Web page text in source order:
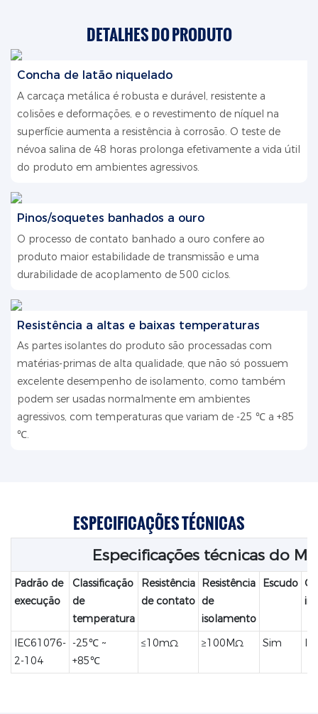
DETALHES DO PRODUTO
Concha de latão niquelado
A carcaça metálica é robusta e durável, resistente a
colisões e deformações, e o revestimento de níquel na
superfície aumenta a resistência à corrosão. O teste de
névoa salina de 48 horas prolonga efetivamente a vida útil
do produto em ambientes agressivos.
Pinos/soquetes banhados a ouro
O processo de contato banhado a ouro confere ao
produto maior estabilidade de transmissão e uma
durabilidade de acoplamento de 500 ciclos.
Resistência a altas e baixas temperaturas
As partes isolantes do produto são processadas com
matérias-primas de alta qualidade, que não só possuem
excelente desempenho de isolamento, como também
podem ser usadas normalmente em ambientes
agressivos, com temperaturas que variam de -25 ℃ a +85
℃.
ESPECIFICAÇÕES TÉCNICAS
Especificações técnicas do M5
Padrão de
execução
Classificação
de
temperatura
Resistência
de contato
Resistência
de
isolamento
Escudo
IEC61076-
2-104
-25℃ ~
+85℃
≤10mΩ ≥100MΩ Sim